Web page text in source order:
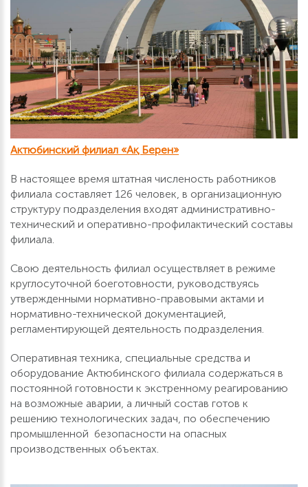
Актюбинский филиал «Ақ Берен»
В настоящее время штатная численость работников
филиала составляет 126 человек, в организационную
структуру подразделения входят административно-
технический и оперативно-профилактический составы
филиала.
Свою деятельность филиал осуществляет в режиме
круглосуточной боеготовности, руководствуясь
утвержденными нормативно-правовыми актами и
нормативно-технической документацией,
регламентирующей деятельность подразделения.
Оперативная техника, специальные средства и
оборудование Актюбинского филиала содержаться в
постоянной готовности к экстренному реагированию
на возможные аварии, а личный состав готов к
решению технологических задач, по обеспечению
промышленной безопасности на опасных
производственных объектах.